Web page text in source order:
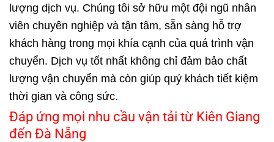
lượng dịch vụ. Chúng tôi sở hữu một đội ngũ nhân
viên chuyên nghiệp và tận tâm, sẵn sàng hỗ trợ
khách hàng trong mọi khía cạnh của quá trình vận
chuyển. Dịch vụ tốt nhất không chỉ đảm bảo chất
lượng vận chuyển mà còn giúp quý khách tiết kiệm
thời gian và công sức.
Đáp ứng mọi nhu cầu vận tải từ Kiên Giang
đến Đà Nẵng